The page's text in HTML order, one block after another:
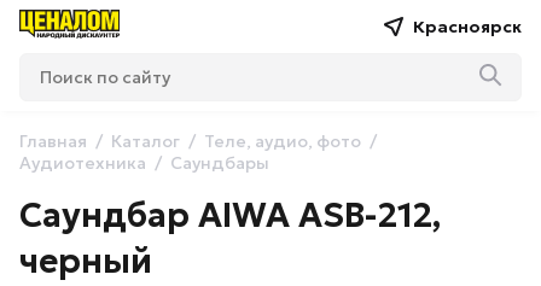
Красноярск
Главная Каталог
Теле, аудио, фото
Аудиотехника
Саундбары
Саундбар AIWA ASB-212,
черный